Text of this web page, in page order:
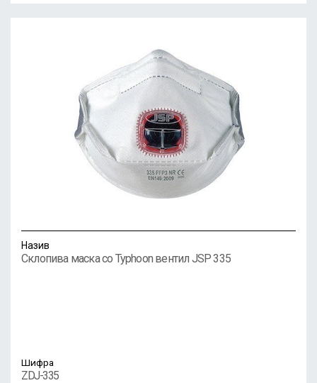
Назив
Склопива маска со Typhoon вентил JSP 335
Шифра
ZDJ-335